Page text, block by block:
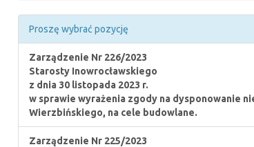
Proszę wybrać pozycję
Zarządzenie Nr 226/2023
Starosty Inowrocławskiego
z dnia 30 listopada 2023 r.
w sprawie wyrażenia zgody na dysponowanie
Wierzbińskiego, na cele budowlane.
Zarządzenie Nr 225/2023